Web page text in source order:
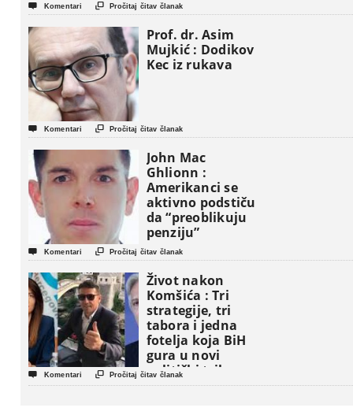
 Komentari  Pročitaj čitav članak
Prof. dr. Asim
Mujkić : Dodikov
Kec iz rukava
 Komentari  Pročitaj čitav članak
John Mac
Ghlionn :
Amerikanci se
aktivno podstiču
da “preoblikuju
penziju”
 Komentari  Pročitaj čitav članak
Život nakon
Komšića : Tri
strategije, tri
tabora i jedna
fotelja koja BiH
gura u novi
politički triler
 Komentari  Pročitaj čitav članak